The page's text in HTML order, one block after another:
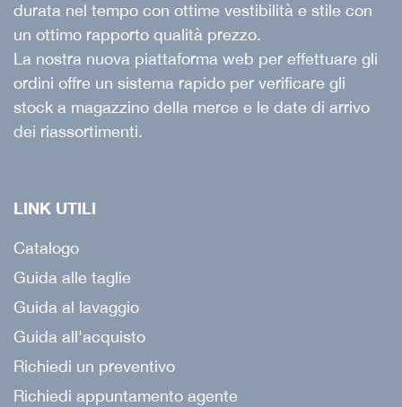
durata nel tempo con ottime vestibilità e stile con
un ottimo rapporto qualità prezzo.
La nostra nuova piattaforma web per effettuare gli
ordini offre un sistema rapido per verificare gli
stock a magazzino della merce e le date di arrivo
dei riassortimenti.
LINK UTILI
Catalogo
Guida alle taglie
Guida al lavaggio
Guida all'acquisto
Richiedi un preventivo
Richiedi appuntamento agente